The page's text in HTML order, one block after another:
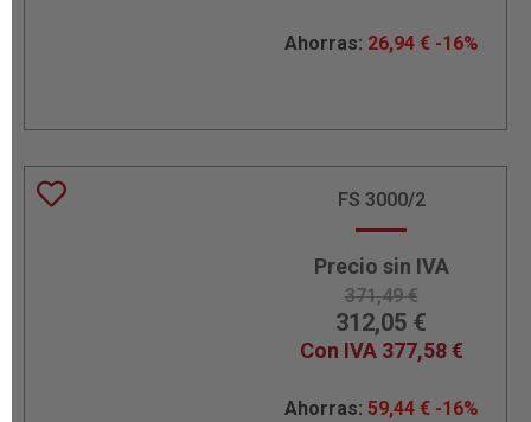
Ahorras: 26,94 € -16%
FS 3000/2
Precio sin IVA
371,49€
312,05 €
Con IVA 377,58€
Ahorras: 59,44 € -16%